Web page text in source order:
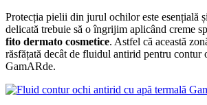
Protecția pielii din jurul ochilor este esențială
delicată trebuie să o îngrijim aplicând creme
fito dermato cosmetice. Astfel că această
răsfățată decât de fluidul antirid pentru contur
GamARde.